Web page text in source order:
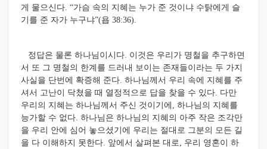
게 물으신다. “가슴 속의 지혜는 누가 준 것이냐 수탉에게 슬
기를 준 자가 누구냐”(욥 38:36).
정답은 물론 하나님이시다. 이것은 우리가 명철을 추구하면
서 또 그 명철의 한계를 드러내 보이는 존재들이라는 두 가지
사실을 단번에 확증해 준다. 하나님께서 우리 속에 지혜를 주
셔서 고난이 닥쳤을 때 열정적으로 답을 찾을 수 있다. 다만
우리의 지혜는 하나님께서 주신 것이기에, 하나님의 지혜를
능가할 수 없다. 하나님은 하나님의 지혜의 아주 작은 조각만
을 우리 안에 심어 놓으셨기에 우리는 절대로 그분의 모든 길
을 다 이해하지 못한다. 앞에서 살펴본 대로, 우리 영혼이 하